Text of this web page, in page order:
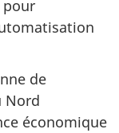
pour
de
Nord
économique